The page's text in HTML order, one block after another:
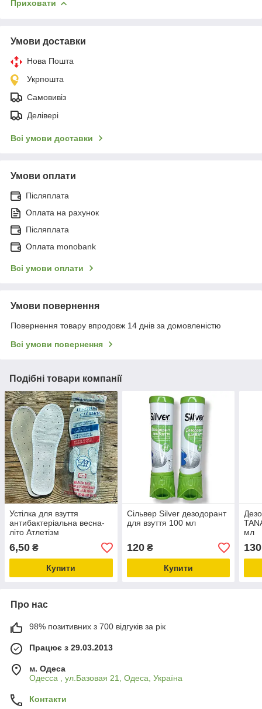
Приховати
Умови доставки
Нова Пошта
Укрпошта
Самовивіз
Делівері
Всі умови доставки
Умови оплати
Післяплата
Оплата на рахунок
Післяплата
Оплата monobank
Всі умови оплати
Умови повернення
Повернення товару впродовж 14 днів за домовленістю
Всі умови повернення
Подібні товари компанії
Устілка для взуття
антибактеріальна весна-
літо Атлетізм
6,50 ₴
Купити
Сільвер Silver дезодорант
для взуття 100 мл
120₴
Купити
мл
130
Про нас
98% позитивних з 700 відгуків за рік
Працює з 29.03.2013
м. Одеса
Одесса , ул.Базовая 21, Одеса, Україна
Контакти